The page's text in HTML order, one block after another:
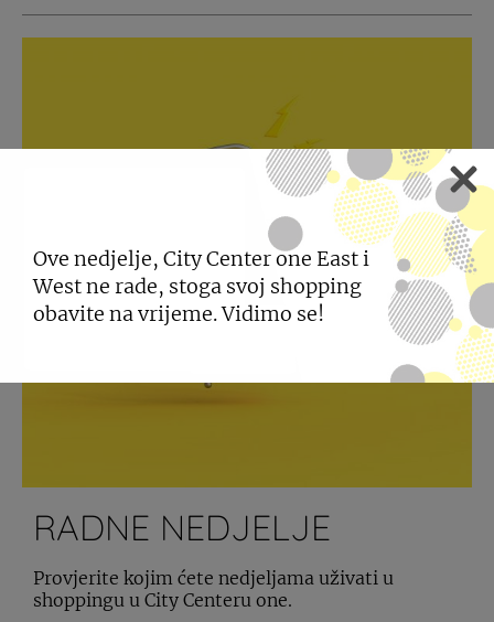
RADNE NEDJELJE
Provjerite kojim ćete nedjeljama uživati u
shoppingu u City Centeru one.
Ove nedjelje, City Center one East i
West ne rade, stoga svoj shopping
obavite na vrijeme. Vidimo se!